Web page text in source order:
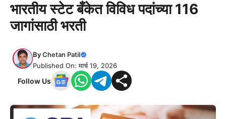
भारतीय स्टेट बँकेत विविध पदांच्या 116
जागांसाठी भरती
ByChetan Patil
Published On: मार्च 19, 2026
Follow Us